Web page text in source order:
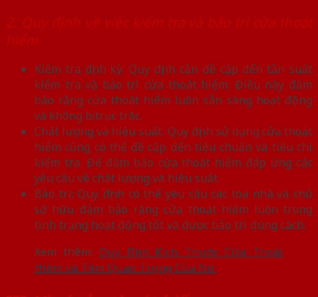
2. Quy định về việc kiểm tra và bảo trì cửa thoát
hiểm
Kiểm tra định kỳ: Quy định cần đề cập đến tần suất
kiểm tra và bảo trì cửa thoát hiểm. Điều này đảm
bảo rằng cửa thoát hiểm luôn sẵn sàng hoạt động
và không bị trục trặc.
Chất lượng và hiệu suất: Quy định sử dụng cửa thoát
hiểm cũng có thể đề cập đến tiêu chuẩn và tiêu chí
kiểm tra. Để đảm bảo cửa thoát hiểm đáp ứng các
yêu cầu về chất lượng và hiệu suất.
Bảo trì: Quy định có thể yêu cầu các tòa nhà và chủ
sở hữu đảm bảo rằng cửa thoát hiểm luôn trong
tình trạng hoạt động tốt và được bảo trì đúng cách.
Xem thêm:Quy Định Kích Thước Cửa Thoát
Hiểm và Tầm Quan Trọng Của Nó